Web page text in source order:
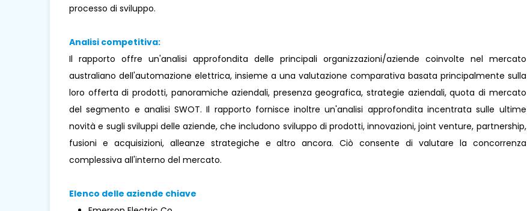
processo di sviluppo.
Analisi competitiva:
Il rapporto offre un'analisi approfondita delle principali organizzazioni/aziende coinvolte nel mercato
australiano dell'automazione elettrica, insieme a una valutazione comparativa basata principalmente sulla
loro offerta di prodotti, panoramiche aziendali, presenza geografica, strategie aziendali, quota di mercato
del segmento e analisi SWOT. Il rapporto fornisce inoltre un'analisi approfondita incentrata sulle ultime
novità e sugli sviluppi delle aziende, che includono sviluppo di prodotti, innovazioni, joint venture, partnership,
fusioni e acquisizioni, alleanze strategiche e altro ancora. Ciò consente di valutare la concorrenza
complessiva all'interno del mercato.
Elenco delle aziende chiave